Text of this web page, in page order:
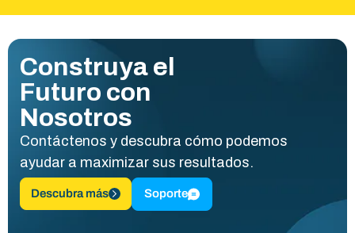
Construya el
Futuro con
Nosotros
Contáctenos y descubra cómo podemos
ayudar a maximizar sus resultados.
Descubra más Soporte